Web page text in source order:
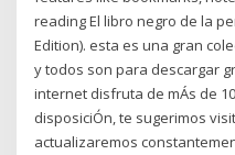
reading El libro negro de la
Edition). esta es una gran
y todos son para descargar
internet disfruta de mÁs de
disposiciÓn, te sugerimos
actualizaremos